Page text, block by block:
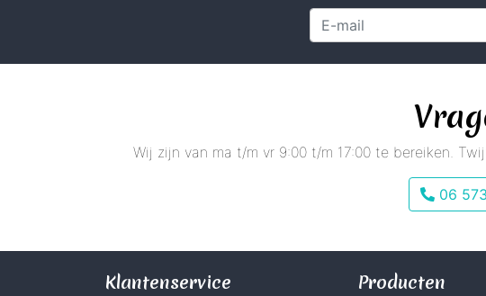
Wij zijn van ma t/m vr 9:00 t/m 17:00 te bereiken.
06
Klantenservice Producten